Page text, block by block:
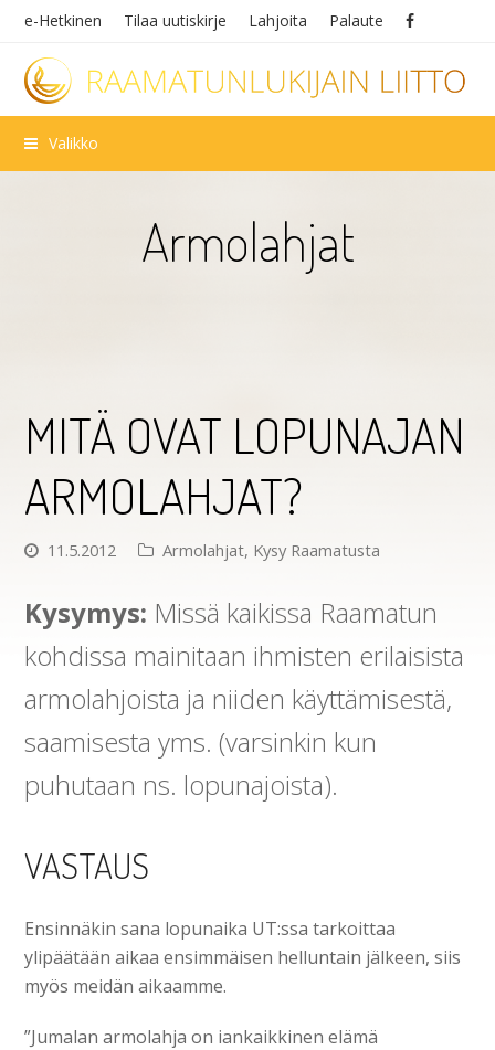
e-Hetkinen Tilaa uutiskirje Lahjoita Palaute
Valikko
Armolahjat
MITÄ OVAT LOPUNAJAN
ARMOLAHJAT?
11.5.2012 Armolahjat, Kysy Raamatusta
Kysymys: Missä kaikissa Raamatun
kohdissa mainitaan ihmisten erilaisista
armolahjoista ja niiden käyttämisestä,
saamisesta yms. (varsinkin kun
puhutaan ns. lopunajoista).
VASTAUS
Ensinnäkin sana lopunaika UT:ssa tarkoittaa
ylipäätään aikaa ensimmäisen helluntain jälkeen, siis
myös meidän aikaamme.
”Jumalan armolahja on iankaikkinen elämä